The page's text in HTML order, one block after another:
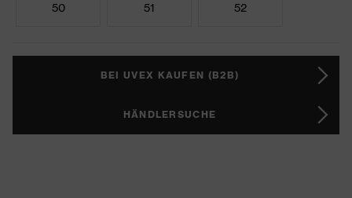
50 51 52
BEI UVEX KAUFEN (B2B)
HÄNDLERSUCHE